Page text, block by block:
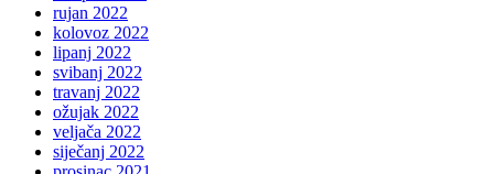
rujan 2022
kolovoz 2022
lipanj 2022
svibanj 2022
travanj 2022
ožujak 2022
veljača 2022
siječanj 2022